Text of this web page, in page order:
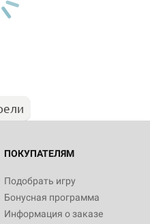
ПОКУПАТЕЛЯМ
Подобрать игру
Бонусная программа
Информация о заказе